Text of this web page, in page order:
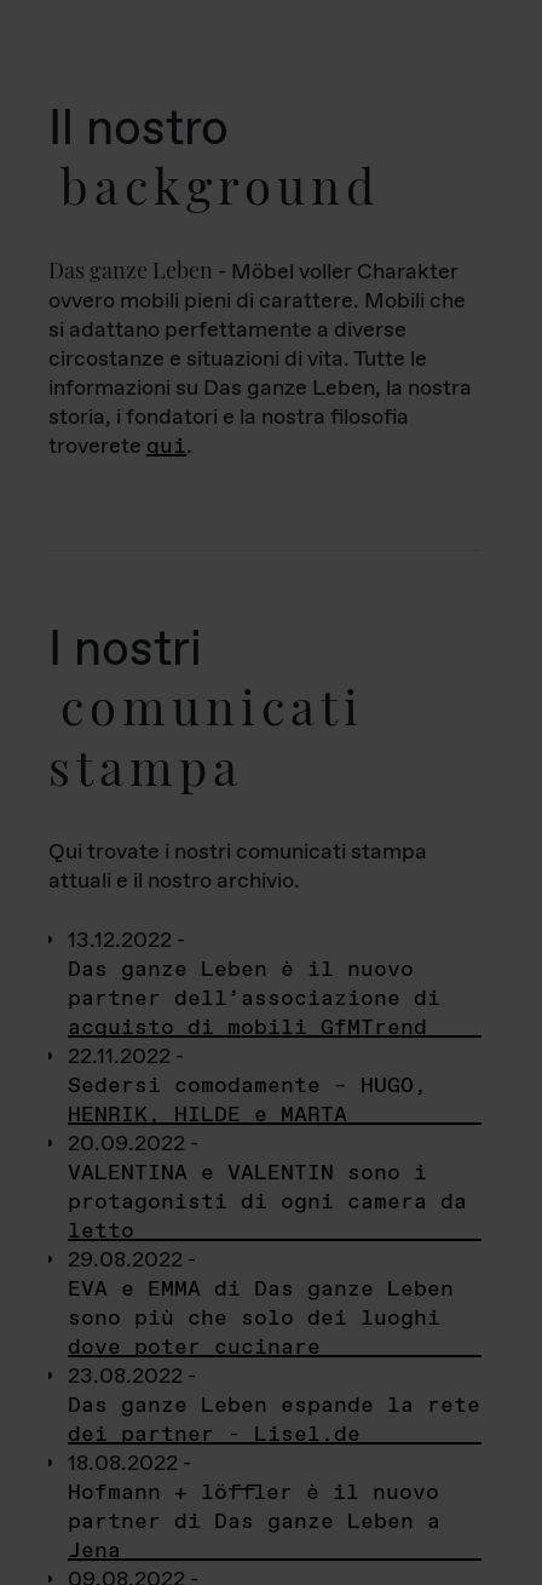
Il nostro
background
Das ganze Leben - Möbel voller Charakter
ovvero mobili pieni di carattere. Mobili che
si adattano perfettamente a diverse
circostanze e situazioni di vita. Tutte le
informazioni su Das ganze Leben, la nostra
storia, i fondatori e la nostra filosofia
troverete qui.
I nostri
comunicati
stampa
Qui trovate i nostri comunicati stampa
attuali e il nostro archivio.
13.12.2022 -
Das ganze Leben è il nuovo
partner dell’associazione di
acquisto di mobili GfMTrend
22.11.2022 -
Sedersi comodamente – HUGO,
HENRIK, HILDE e MARTA
20.09.2022 -
VALENTINA e VALENTIN sono i
protagonisti di ogni camera da
letto
29.08.2022 -
EVA e EMMA di Das ganze Leben
sono più che solo dei luoghi
dove poter cucinare
23.08.2022 -
Das ganze Leben espande la rete
dei partner - Lisel.de
18.08.2022 -
Hofmann + löffler è il nuovo
partner di Das ganze Leben a
Jena
09.08.2022 -